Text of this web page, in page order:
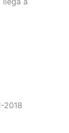
2018